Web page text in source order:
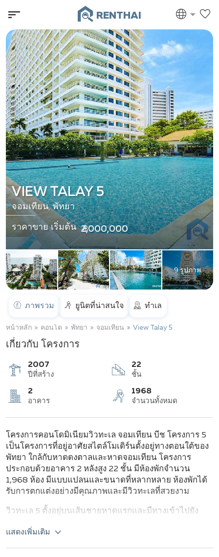
RENTHAI
9 รูปภาพ
VIEW TALAY 5
จอมเทียน, พัทยา
ราคาขาย เริ่มต้น ฿ 2,000,000
ภาพรวม ยูนิตที่น่าสนใจ ทำเล
หน้าหลัก คอนโด พัทยา จอมเทียน View Talay 5
เกี่ยวกับ โครงการ
2007
ปีที่สร้าง
22
ชั้น
2
อาคาร
1968
จำนวนทั้งหมด
โครงการคอนโดมิเนียมวิวทะเล จอมเทียน บีช โครงการ 5
เป็นโครงการที่อยู่อาศัยสไตล์โมเดิร์นตั้งอยู่ทางตอนใต้ของ
พัทยา ใกล้กับหาดดงตาลและหาดจอมเทียน โครงการ
ประกอบด้วยอาคาร 2 หลังสูง 22 ชั้น มีห้องพักจำนวน
1,968 ห้อง มีแบบแปลนและขนาดที่หลากหลาย ห้องพักได้
รับการตกแต่งอย่างมีคุณภาพและมีวิวทะเลที่สวยงาม
วิวทะเล 5 ตั้งอยู่บนเส้นชายหาดแรกและมีทางเข้าไปยัง
นอกจากนี้ยังมีร้านอาหารและคาเฟ่ที่สามารถเดินไปถึงได้
แสดงเพิ่มเติม